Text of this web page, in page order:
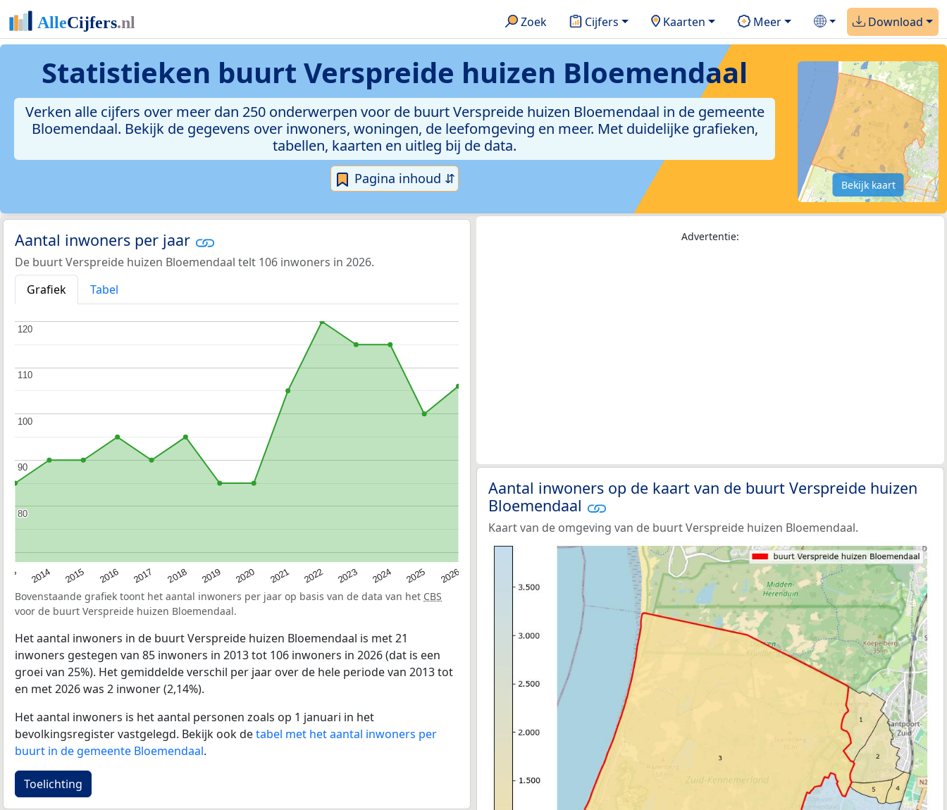
Zoek Cijfers Kaarten Meer Download
Statistieken buurt Verspreide huizen Bloemendaal
Verken alle cijfers over meer dan 250 onderwerpen voor de buurt Verspreide huizen Bloemendaal in de gemeente
Bloemendaal. Bekijk de gegevens over inwoners, woningen, de leefomgeving en meer. Met duidelijke grafieken,
tabellen, kaarten en uitleg bij de data.
Pagina inhoud ⇵ Bekijk kaart
Aantal inwoners per jaar
De buurt Verspreide huizen Bloemendaal telt 106 inwoners in 2026.
Grafiek
Tabel
2014 2015 2016 2017 2018 2019 2020 2021 2022 2023 2024 2025 2026
80
80
90
90
100
100
110
110
120
120
Bovenstaande grafiek toont het aantal inwoners per jaar op basis van de data van het CBS
voor de buurt Verspreide huizen Bloemendaal.
Het aantal inwoners in de buurt Verspreide huizen Bloemendaal is met 21
inwoners gestegen van 85 inwoners in 2013 tot 106 inwoners in 2026 (dat is een
groei van 25%). Het gemiddelde verschil per jaar over de hele periode van 2013 tot
en met 2026 was 2 inwoner (2,14%).
Het aantal inwoners is het aantal personen zoals op 1 januari in het
bevolkingsregister vastgelegd. Bekijk ook detabel met het aantal inwoners per
buurt in de gemeente Bloemendaal.
Toelichting
Advertentie:
Aantal inwoners op de kaart van de buurt Verspreide huizen
Bloemendaal
Kaart van de omgeving van de buurt Verspreide huizen Bloemendaal.